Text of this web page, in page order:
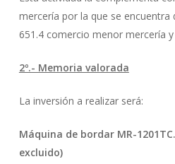
mercería por la que se encuentra
651.4 comercio menor mercería
2º.- Memoria valorada
La inversión a realizar será:
Máquina de bordar MR-
excluido)